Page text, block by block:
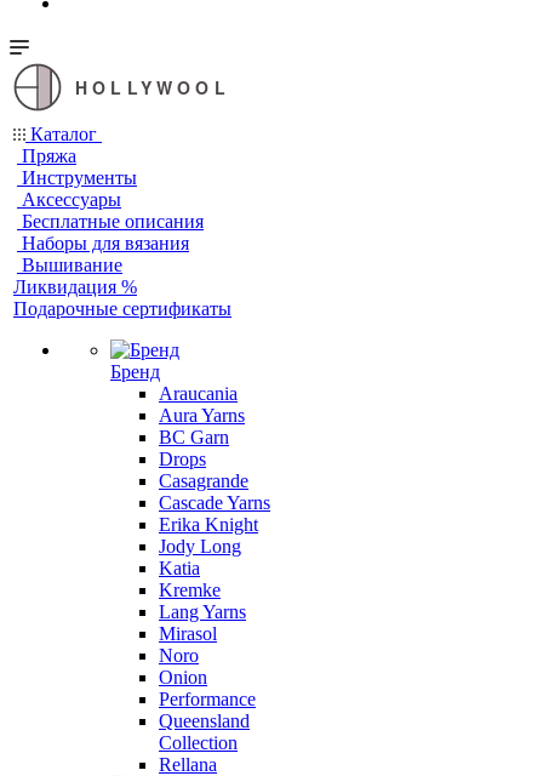
HOLLYWOOL
Каталог
Пряжа
Инструменты
Аксессуары
Бесплатные описания
Наборы для вязания
Вышивание
Ликвидация %
Подарочные сертификаты
Бренд
Araucania
Aura Yarns
BC Garn
Drops
Casagrande
Cascade Yarns
Erika Knight
Jody Long
Katia
Kremke
Lang Yarns
Mirasol
Noro
Onion
Performance
Queensland
Collection
Rellana